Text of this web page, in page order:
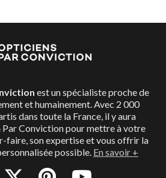
est un spécialiste proche de
et humainement. Avec 2 000
dans toute la France, il y aura
Conviction pour mettre à votre
faire, son expertise et vous offrir la
possible. En savoir +